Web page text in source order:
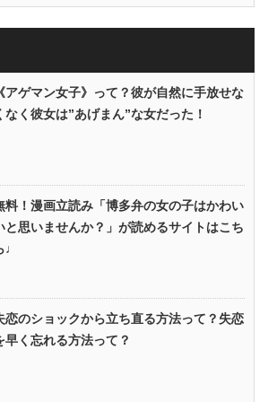
《アゲマン女子》って？彼が自然に手放せな
なく彼女は”あげまん”な女だった！
料！漫画立読み「博多弁の女の子はかわい
と思いませんか？」が読めるサイトはこち
♩
恋のショックから立ち直る方法って？失恋
早く忘れる方法って？